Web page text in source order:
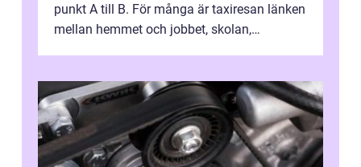
punkt A till B. För många är taxiresan länken
mellan hemmet och jobbet, skolan,